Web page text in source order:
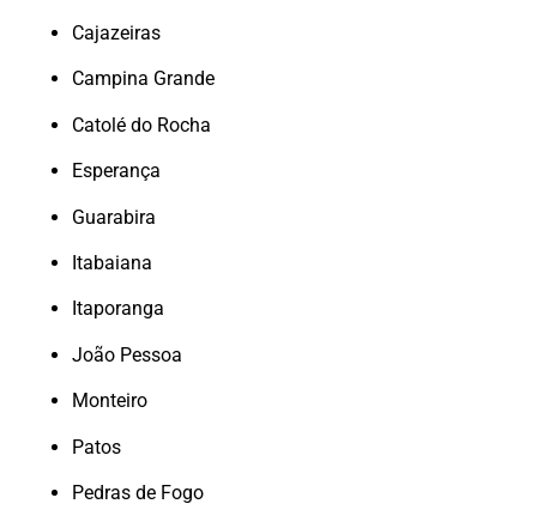
Cajazeiras
Campina Grande
Catolé do Rocha
Esperança
Guarabira
Itabaiana
Itaporanga
João Pessoa
Monteiro
Patos
Pedras de Fogo